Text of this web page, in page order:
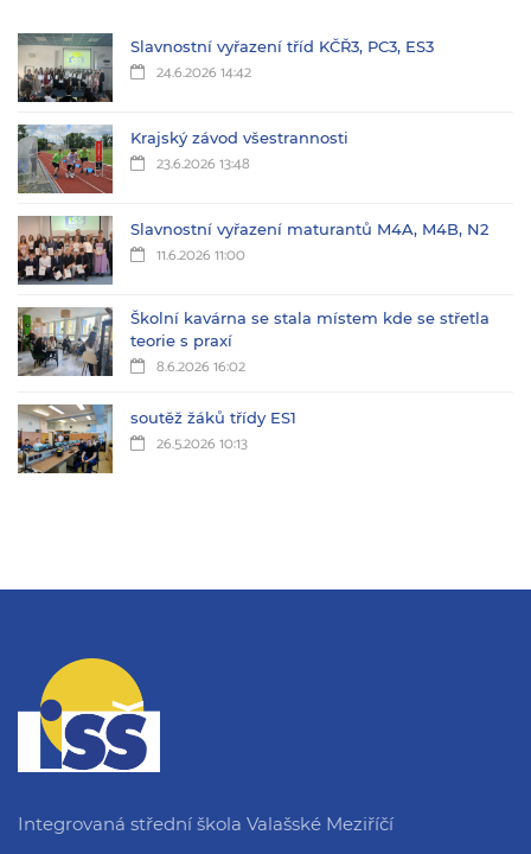
Slavnostní vyřazení tříd KČŘ3, PC3, ES3
24.6.2026 14:42
Krajský závod všestrannosti
23.6.2026 13:48
Slavnostní vyřazení maturantů M4A, M4B, N2
11.6.2026 11:00
Školní kavárna se stala místem kde se střetla
teorie s praxí
8.6.2026 16:02
soutěž žáků třídy ES1
26.5.2026 10:13
Integrovaná střední škola Valašské Meziříčí